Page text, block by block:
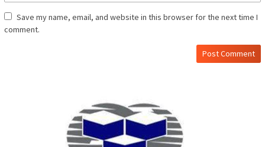
Save my name, email, and website in this browser for the next time I
comment.